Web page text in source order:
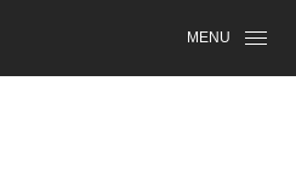
MENU